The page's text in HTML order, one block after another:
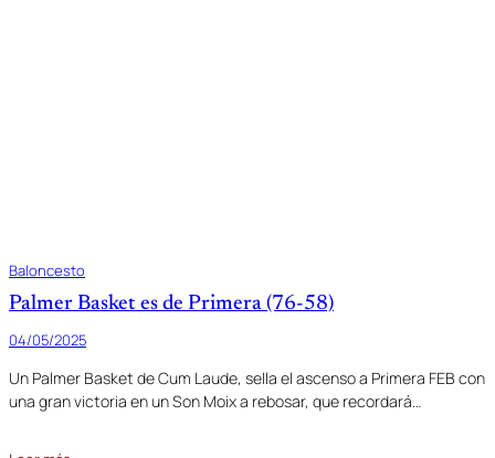
Baloncesto
Palmer Basket es de Primera (76-58)
04/05/2025
Un Palmer Basket de Cum Laude, sella el ascenso a Primera FEB con
una gran victoria en un Son Moix a rebosar, que recordará…